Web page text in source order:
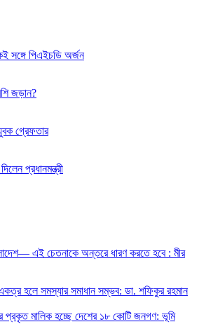
সঙ্গে পিএইচডি অর্জন
জড়ান?
গ্রেফতার
প্রধানমন্ত্রী
এই চেতনাকে অন্তরে ধারণ করতে হবে : মীর
হলে সমস্যার সমাধান সম্ভব: ডা. শফিকুর রহমান
প্রকৃত মালিক হচ্ছে দেশের ১৮ কোটি জনগণ: ভূমি